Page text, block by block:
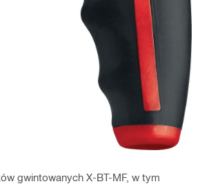
gwintowanych X-BT-MF, w tym